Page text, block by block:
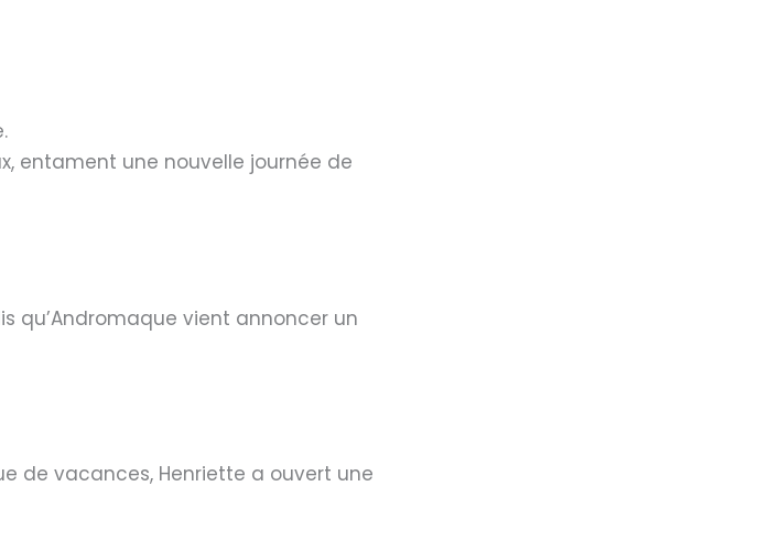
entament une nouvelle journée de
qu’Andromaque vient annoncer un
de vacances, Henriette a ouvert une